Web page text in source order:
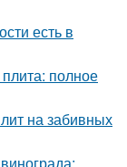
есть в
полное
на забивных